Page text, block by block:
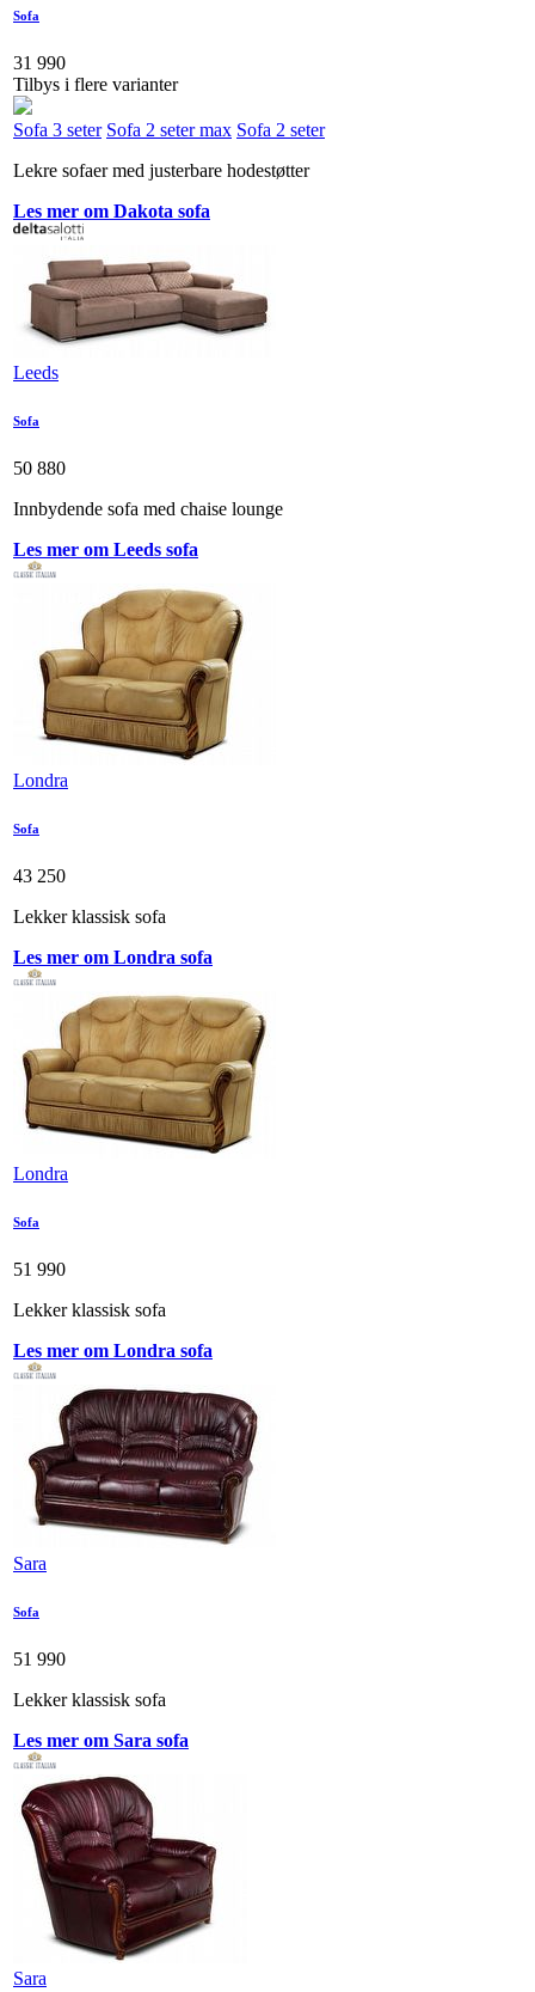
Sofa
31 990
Tilbys i flere varianter
Sofa 3 seter Sofa 2 seter max Sofa 2 seter
Lekre sofaer med justerbare hodestøtter
Les mer om Dakota sofa
Leeds
Sofa
50 880
Innbydende sofa med chaise lounge
Les mer om Leeds sofa
Londra
Sofa
43 250
Lekker klassisk sofa
Les mer om Londra sofa
Londra
Sofa
51 990
Lekker klassisk sofa
Les mer om Londra sofa
Sara
Sofa
51 990
Lekker klassisk sofa
Les mer om Sara sofa
Sara